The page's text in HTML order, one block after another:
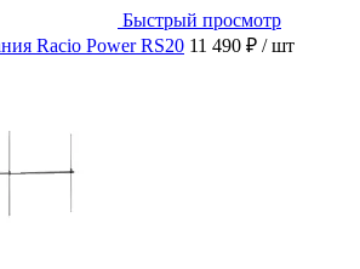
Быстрый просмотр
Racio Power RS20 11 490 ₽ / шт